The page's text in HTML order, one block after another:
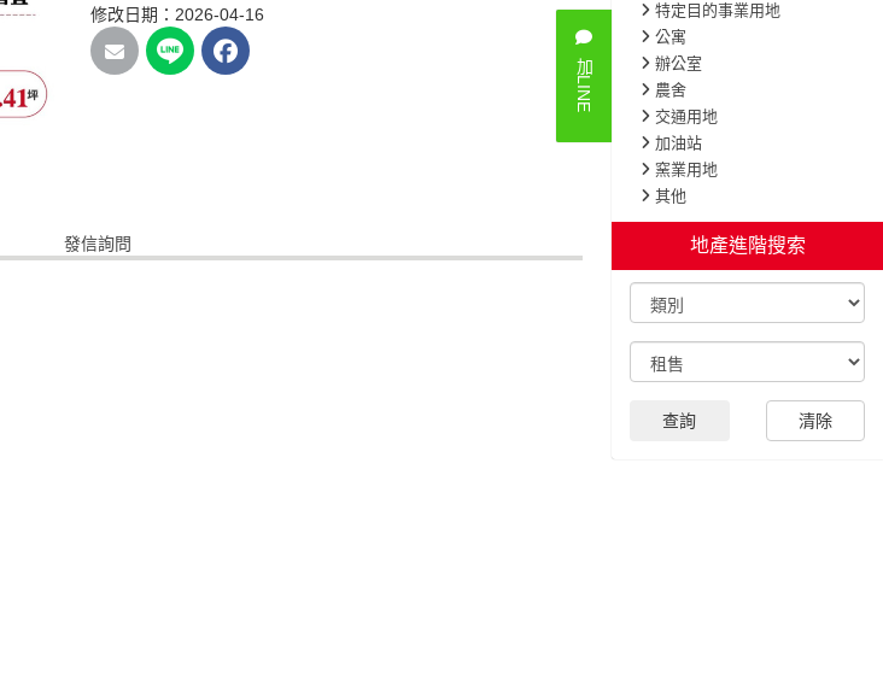
特定目的事業用地
公寓
辦公室
農舍
交通用地
加油站
窯業用地
其他
地產進階搜索
查詢 清除
加LINE
修改日期：2026-04-16
發信詢問